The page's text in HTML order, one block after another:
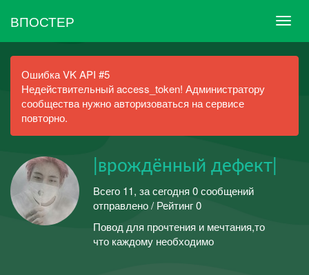
ВПОСТЕР
Ошибка VK API #5
Недействительный access_token! Администратору
сообщества нужно авторизоваться на сервисе
повторно.
|врождённый дефект|
Всего 11, за сегодня 0 сообщений
отправлено / Рейтинг 0
Повод для прочтения и мечтания,то
что каждому необходимо